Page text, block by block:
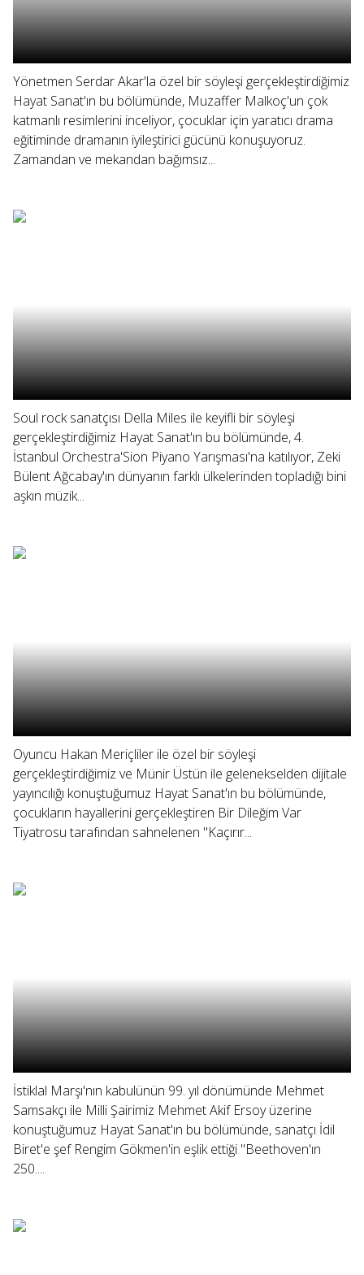
Yönetmen Serdar Akar'la özel bir söyleşi gerçekleştirdiğimiz
Hayat Sanat'ın bu bölümünde, Muzaffer Malkoç'un çok
katmanlı resimlerini inceliyor, çocuklar için yaratıcı drama
eğitiminde dramanın iyileştirici gücünü konuşuyoruz.
Zamandan ve mekandan bağımsız...
Soul rock sanatçısı Della Miles ile keyifli bir söyleşi
gerçekleştirdiğimiz Hayat Sanat'ın bu bölümünde, 4.
İstanbul Orchestra'Sion Piyano Yarışması'na katılıyor, Zeki
Bülent Ağcabay'ın dünyanın farklı ülkelerinden topladığı bini
aşkın müzik...
Oyuncu Hakan Meriçliler ile özel bir söyleşi
gerçekleştirdiğimiz ve Münir Üstün ile gelenekselden dijitale
yayıncılığı konuştuğumuz Hayat Sanat'ın bu bölümünde,
çocukların hayallerini gerçekleştiren Bir Dileğim Var
Tiyatrosu tarafından sahnelenen "Kaçırır...
İstiklal Marşı'nın kabulünün 99. yıl dönümünde Mehmet
Samsakçı ile Milli Şairimiz Mehmet Akif Ersoy üzerine
konuştuğumuz Hayat Sanat'ın bu bölümünde, sanatçı İdil
Biret'e şef Rengim Gökmen'in eşlik ettiği "Beethoven'ın
250....